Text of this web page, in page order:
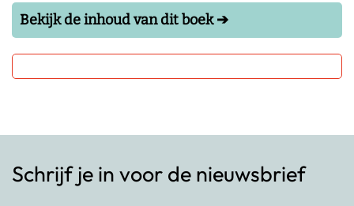
Bekijk de inhoud van dit boek ➔
Schrijf je in voor de nieuwsbrief